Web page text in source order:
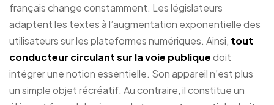
français change constamment. Les législateurs
adaptent les textes à l’augmentation exponentielle des
utilisateurs sur les plateformes numériques. Ainsi, tout
conducteur circulant sur la voie publiquedoit
intégrer une notion essentielle. Son appareil n’est plus
un simple objet récréatif. Au contraire, il constitue un